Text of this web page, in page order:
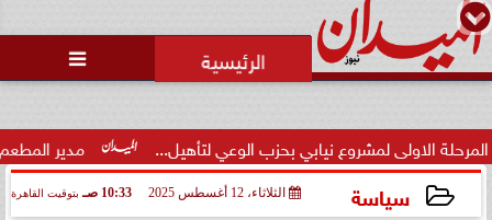

مدير المطعم عن واقعة منع سيدة بحزب الوعي لتأهيل...
سياسة الثلاثاء، 12 أغسطس 2025 10:33 صـ بتوقيت القاهرة
ضبط 25 زجاجة «ويسكي» مهربة
داخل مطعم شهير بـ«نيو جيزة»..